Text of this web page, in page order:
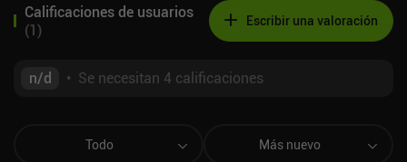
Calificaciones de usuarios
(1) Escribir una valoración
n/d • Se necesitan 4 calificaciones
Todo Más nuevo